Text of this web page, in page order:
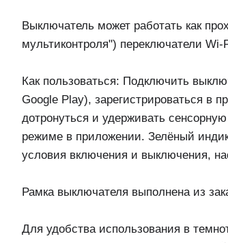
Выключатель может работать как
мультиконтроля") переключатели
Как пользоваться: Подключить
Google Play), зарегистрироваться в
дотронуться и удерживать
режиме в приложении. Зелёный
условия включения и выключения,
Рамка выключателя выполнена из
Для удобства использования в